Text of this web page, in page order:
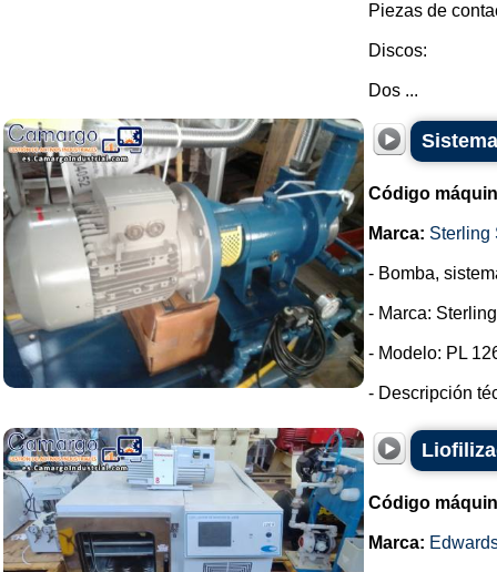
Piezas de
Discos:
Dos ...
Código
Marca: Sterling
- Bomba,
- Marca:
- Modelo: PL
- Descripción
Código
Marca: